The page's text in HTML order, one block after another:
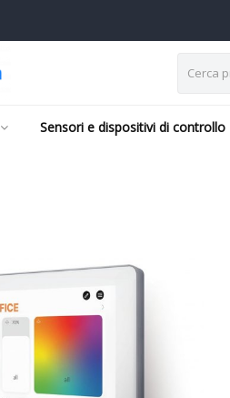
Sensori e dispositivi di controllo